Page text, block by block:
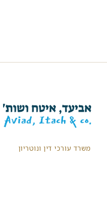
משרד עורכי דין ונוטריון